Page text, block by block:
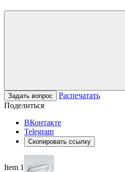
Задать вопрос
Распечатать
Поделиться
ВКонтакте
Telegram
Скопировать ссылку
Item 1 of 2